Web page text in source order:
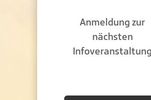
Anmeldung zur
nächsten
Infoveranstaltung